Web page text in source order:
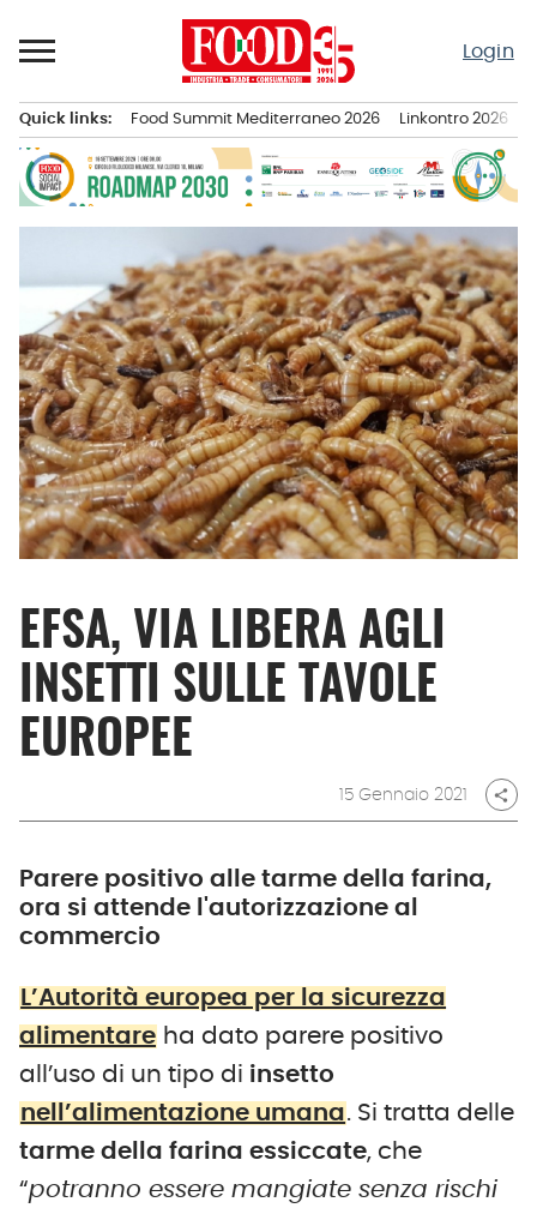
al
Login
principale
Quick links: Food Summit Mediterraneo 2026 Linkontro 2026
EFSA, VIA LIBERA AGLI
INSETTI SULLE TAVOLE
EUROPEE
15 Gennaio 2021 share
Parere positivo alle tarme della farina,
ora si attende l'autorizzazione al
commercio
L’Autorità europea per la sicurezza
alimentare ha dato parere positivo
all’uso di un tipo di insetto
nell’alimentazione umana. Si tratta delle
tarme della farina essiccate, che
“potranno essere mangiate senza rischi